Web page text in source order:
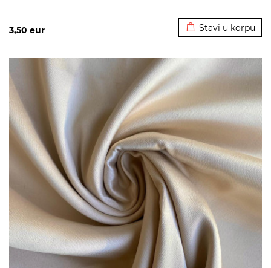
3,50 eur Stavi u korpu